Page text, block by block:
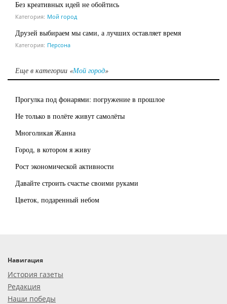
Без креативных идей не обойтись
Категория: Мой город
Друзей выбираем мы сами, а лучших оставляет время
Категория: Персона
Еще в категории «Мой город»
Прогулка под фонарями: погружение в прошлое
Не только в полёте живут самолёты
Многоликая Жанна
Город, в котором я живу
Рост экономической активности
Давайте строить счастье своими руками
Цветок, подаренный небом
Навигация
История газеты
Редакция
Наши победы